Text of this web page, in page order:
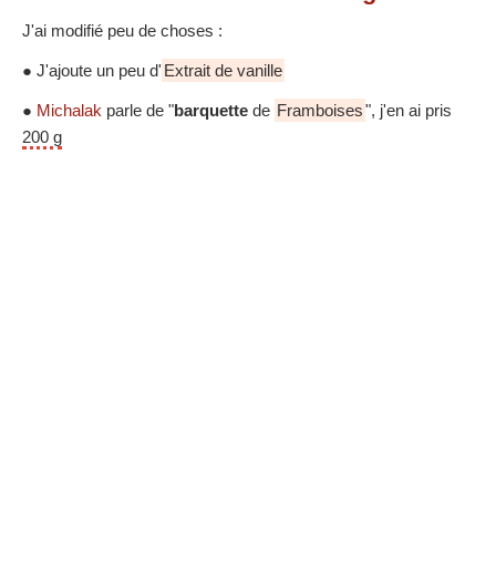
J'ai modifié peu de choses :
● J'ajoute un peu d' Extrait de vanille
● Michalak parle de "barquette de Framboises", j'en ai pris
200 g